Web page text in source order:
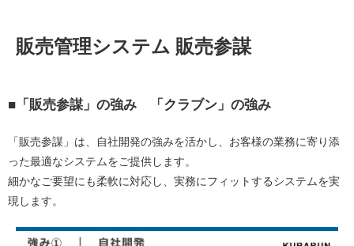
販売管理システム 販売参謀
■「販売参謀」の強み 「クラブン」の強み
「販売参謀」は、自社開発の強みを活かし、お客様の業務に寄り添
った最適なシステムをご提供します。
細かなご要望にも柔軟に対応し、実務にフィットするシステムを実
現します。